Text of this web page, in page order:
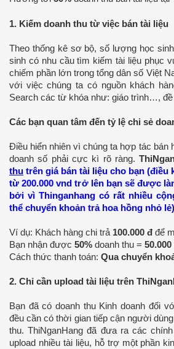
1. Kiếm doanh thu từ việc bán tài liệu
Theo thống kê sơ bộ, số lượng học
sinh có nhu cầu tìm kiếm tài liệu phục
chiếm phần lớn trong tổng dân số Việt
với việc chúng ta có nguồn khách
Search các từ khóa như: giáo trình…,
Các bạn quan tâm đến tỷ lệ chi sẻ
Điều hiển nhiên vì chúng ta hợp tác bán
doanh số phải cực kì rõ ràng.
thu trên giá bán tài liệu cho bạn (điều
từ 200.000 vnd trở lên bạn sẽ được
bởi vì Thinganhang có rất nhiều
thể chuyển khoản trả hoa hồng nhỏ lẻ)
Ví dụ: Khách hàng chi trả 100.000 đ để
Bạn nhận được 50% doanh thu = 50.000
Cách thức thanh toán: Qua chuyển
2. Chỉ cần upload tài liệu trên
Bạn đã có doanh thu Kinh doanh đối
đều cần có thời gian tiếp cận người
thu. ThiNganHang đã đưa ra các
upload nhiều tài liệu, hỗ trợ một phần